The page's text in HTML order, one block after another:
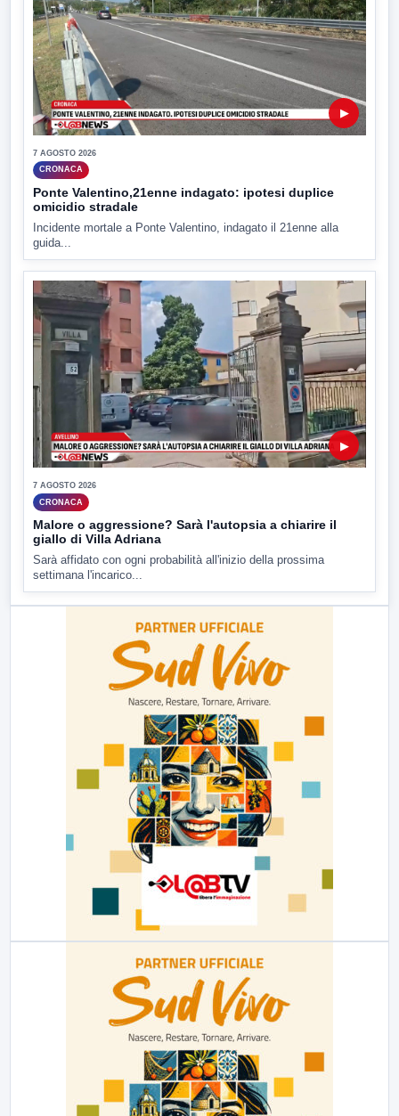
▶
7 AGOSTO 2026
CRONACA
Ponte Valentino,21enne indagato: ipotesi duplice
omicidio stradale
Incidente mortale a Ponte Valentino, indagato il 21enne alla
guida...
▶
7 AGOSTO 2026
CRONACA
Malore o aggressione? Sarà l'autopsia a chiarire il
giallo di Villa Adriana
Sarà affidato con ogni probabilità all'inizio della prossima
settimana l'incarico...